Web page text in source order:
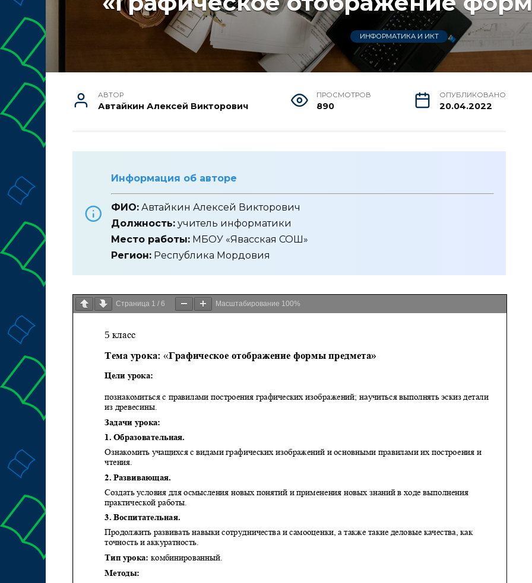
ИНФОРМАТИКА И ИКТ
АВТОР
Автайкин Алексей Викторович
ПРОСМОТРОВ
890
ОПУБЛИКОВАНО
20.04.2022
Информация об авторе
ФИО: Автайкин Алексей Викторович
Должность: учитель информатики
Место работы: МБОУ «Явасская СОШ»
Регион: Республика Мордовия
Страница 1 / 6 Масштабирование 100%